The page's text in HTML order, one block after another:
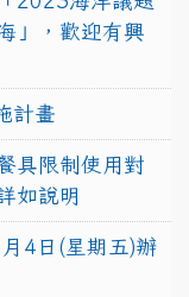
」，歡迎有興
計畫
具限制使用對
如說明
4日(星期五)辦